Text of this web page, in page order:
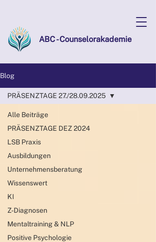
ABC - Counselorakademie
Blog
Alle Beiträge
PRÄSENZTAGE DEZ 2024
LSB Praxis
Ausbildungen
Unternehmensberatung
Wissenswert
KI
Z-Diagnosen
Mentaltraining & NLP
Positive Psychologie
PRÄSENZTAGE 27./28.09.2025